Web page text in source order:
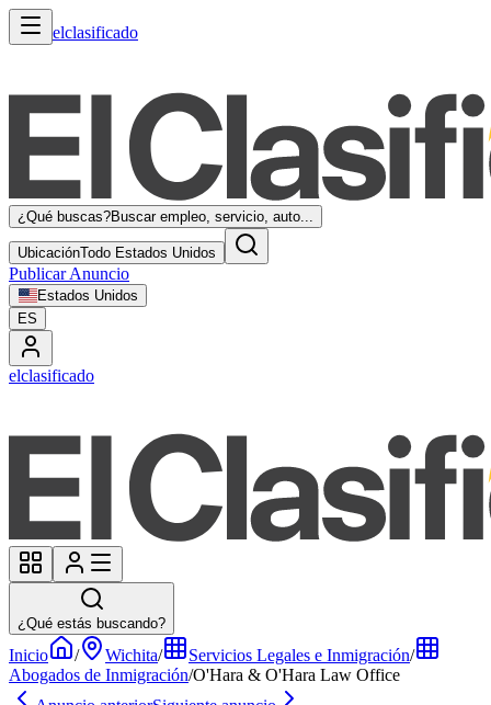
elclasificado
¿Qué buscas?Buscar empleo, servicio, auto...
UbicaciónTodo Estados Unidos
Publicar Anuncio
Estados Unidos
ES
elclasificado
¿Qué estás buscando?
Inicio / Wichita/ Servicios Legales e Inmigración/
Abogados de Inmigración/O'Hara & O'Hara Law Office